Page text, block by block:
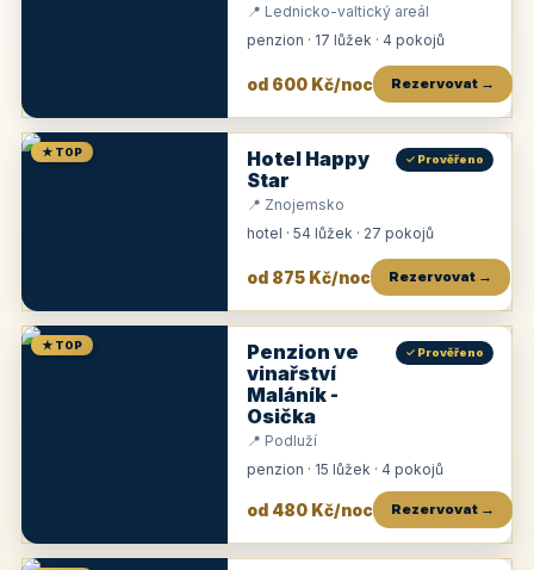
📍 Lednicko-valtický areál
penzion · 17 lůžek · 4 pokojů
od 600 Kč/noc Rezervovat →
★ TOP
Hotel Happy
Star
✓ Prověřeno
📍 Znojemsko
hotel · 54 lůžek · 27 pokojů
od 875 Kč/noc Rezervovat →
★ TOP
Penzion ve
vinařství
Maláník -
Osička
✓ Prověřeno
📍 Podluží
penzion · 15 lůžek · 4 pokojů
od 480 Kč/noc Rezervovat →